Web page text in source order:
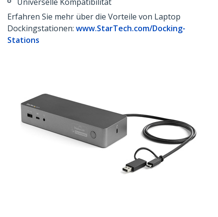
Erfahren Sie mehr über die Vorteile von Laptop
Dockingstationen: www.StarTech.com/Docking-
Stations